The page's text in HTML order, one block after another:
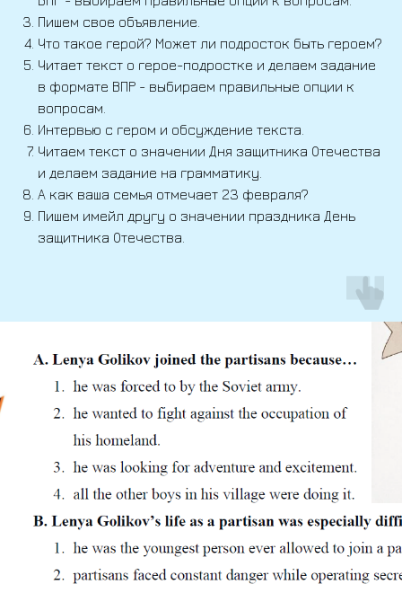
Пишем свое объявление.
Что такое герой? Может ли подросток быть героем?
Читает текст о герое-подростке и делаем задание
в формате ВПР - выбираем правильные опции к
вопросам.
Интервью с гером и обсуждение текста.
Читаем текст о значении Дня защитника Отечества
и делаем задание на грамматику.
А как ваша семья отмечает 23 февраля?
Пишем имейл другу о значении праздника День
защитника Отечества.